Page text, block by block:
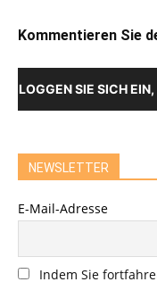
Kommentieren Sie
LOGGEN SIE SICH
NEWSLETTER
E-Mail-Adresse
Indem Sie